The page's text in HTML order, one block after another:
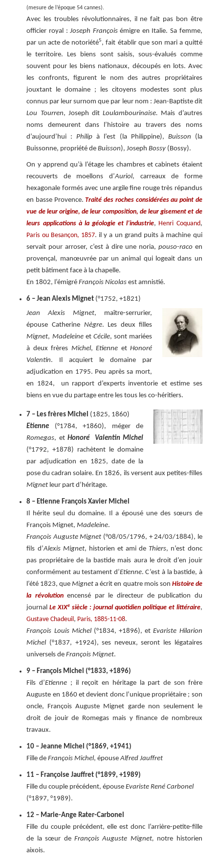
(mesure de l’époque 54 cannes).
Avec les troubles révolutionnaires, il ne fait pas bon être
officier royal :Joseph Françoisémigre en Italie. Sa femme,
par un acte de notoriété5, fait établir que son mari a quitté
le territoire. Les biens sont saisis, sous-évalués comme
souvent pour les biens nationaux, découpés en lots. Avec
les confronts, figurent le nom des autres propriétaires
jouxtant le domaine ; les citoyens modestes sont plus
connus par leur surnom que par leur nom : Jean-Baptiste dit
Lou Tourren, Joseph ditLoulambourinaise. Mais d’autres
noms demeurent dans l’histoire au travers des noms
d’aujourd’hui :Philip à l’est (la Philippine), Buisson (la
Buissonne, propriété deBuisson), JosephBossy (Bossy).
On y apprend qu’à l’étage les chambres et cabinets étaient
recouverts de moellons d’Auriol, carreaux de forme
hexagonale formés avec une argile fine rouge très répandus
en basse Provence.Traité des roches considérées au point de
vue de leur origine, de leur composition, de leur gisement et de
leurs applications à la géologie et l’industrie, Henri Coquand,
Paris ou Besançon, 1857. il y a un grand puits à machine qui
servait pour arroser, c’est à dire une noria, pouso-racoen
provençal, manœuvrée par un animal qui logeait dans un
petit bâtiment face à la chapelle.
En 1802, l’émigréFrançois Nicolas est amnistié.
6 – Jean Alexis Mignet (°1752, +1821)
Jean Alexis Mignet, maître-serrurier,
épouse Catherine Nègre. Les deux filles
Mignet, Madeleineet Cécile, sont mariées
à deux frères Michel,Etienne etHonoré
Valentin. Il acquiert le domaine par
adjudication en 1795. Peu après sa mort,
en 1824, un rapport d’experts inventorie et estime ses
biens en vue du partage entre les tous les co-héritiers.
7 – Les frères Michel (1825, 1860)
Etienne (°1784, +1860), méger de
Romegas, etHonoré Valentin Michel
(°1792, +1878) rachètent le domaine
par adjudication en 1825, date de la
pose du cadran solaire. En 1826, ils versent aux petites-filles
Mignet leur part d’héritage.
8 – Etienne François Xavier Michel
Il hérite seul du domaine. Il a épousé une des sœurs de
François Mignet,Madeleine.
François Auguste Mignet (°08/05/1796, + 24/03/1884), le
fils d’Alexis Mignet, historien et ami deThiers, n’est donc
pas propriétaire de la bastide mais aura le droit d’en jouir
conformément au testament d’Etienne. C’est à la bastide, à
l’été 1823, queMignet a écrit en quatre mois son Histoire de
la révolutionencensé par le directeur de publication du
journalLe XIXe siècle : journal quotidien politique et littéraire,
Gustave Chadeuil , Paris, 1885-11-08.
François Louis Michel(°1834, +1896), etEvariste Hilarion
Michel (°1837, +1924), ses neveux, seront les légataires
universels deFrançois Mignet.
9 – François Michel (°1833, +1896)
Fils d’Etienne ; il reçoit en héritage la part de son frère
Auguste en 1860 et devient donc l’unique propriétaire ; son
oncle, François Auguste Mignet garde non seulement le
droit de jouir de Romegas mais y finance de nombreux
travaux.
10 – Jeanne Michel (°1869, +1941)
Fille deFrançois Michel, épouseAlfred Jauffret
11 – Françoise Jauffret (°1899, +1989)
Fille du couple précédent, épouseEvariste René Carbonel
(°1897, °1989).
12 – Marie-Ange Rater-Carbonel
Fille du couple précédent, elle est donc l’arrière-petite-fille
de la sœur de François Auguste Mignet, notre historien
aixois.